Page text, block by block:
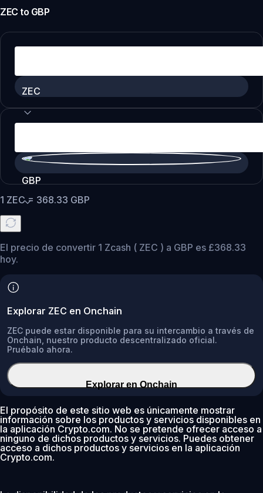
ZEC to GBP
ZEC
GBP
1 ZEC= 368.33 GBP
El precio de convertir 1 Zcash ( ZEC ) a GBP es £368.33
hoy.
Explorar ZEC en Onchain
ZEC puede estar disponible para su intercambio a través de
Onchain, nuestro producto descentralizado oficial.
Pruébalo ahora.
Explorar en Onchain
El propósito de este sitio web es únicamente mostrar
información sobre los productos y servicios disponibles en
la aplicación Crypto.com. No se pretende ofrecer acceso a
ninguno de dichos productos y servicios. Puedes obtener
acceso a dichos productos y servicios en la aplicación
Crypto.com.